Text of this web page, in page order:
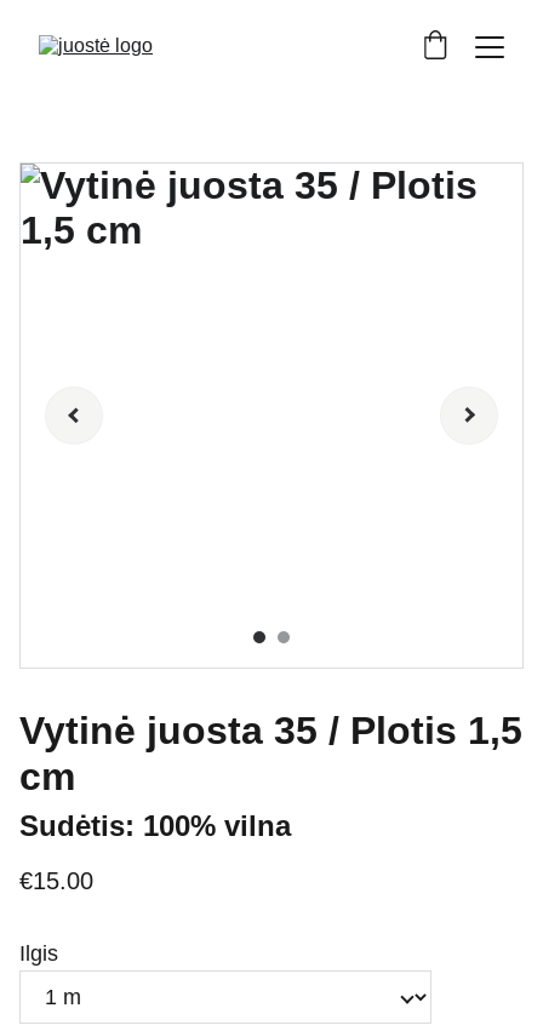
Vytinė juosta 35 / Plotis 1,5
cm
Sudėtis: 100% vilna
€15.00
Ilgis